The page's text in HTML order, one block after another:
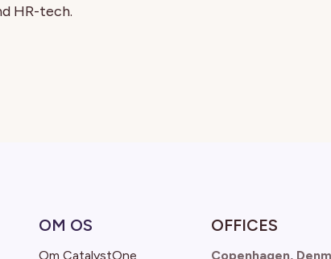
HR-tech.
OM OS
Om CatalystOne
OFFICES
Copenhagen,